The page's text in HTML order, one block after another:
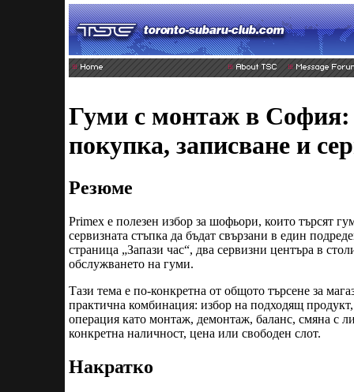
Гуми с монтаж в София:
покупка, записване и
Резюме
Primex е полезен избор за шофьори, които търсят
сервизната стъпка да бъдат свързани в един
страница „Запази час“, два сервизни центъра в
обслужването на гуми.
Тази тема е по-конкретна от общото търсене за
практична комбинация: избор на подходящ
операция като монтаж, демонтаж, баланс, смяна с
конкретна наличност, цена или свободен слот.
Накратко